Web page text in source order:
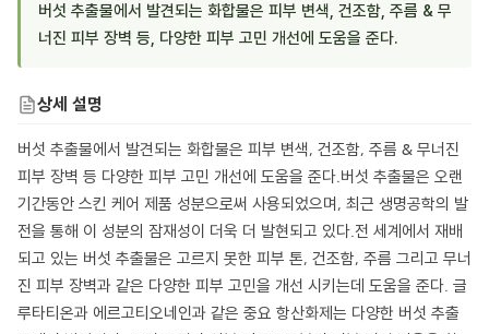
버섯 추출물에서 발견되는 화합물은 피부 변색, 건조함, 주름 & 무
너진 피부 장벽 등, 다양한 피부 고민 개선에 도움을 준다.
상세 설명
버섯 추출물에서 발견되는 화합물은 피부 변색, 건조함, 주름 & 무너진
피부 장벽 등 다양한 피부 고민 개선에 도움을 준다.버섯 추출물은 오랜
기간동안 스킨 케어 제품 성분으로써 사용되었으며, 최근 생명공학의 발
전을 통해 이 성분의 잠재성이 더욱 더 발현되고 있다.전 세계에서 재배
되고 있는 버섯 추출물은 고르지 못한 피부 톤, 건조함, 주름 그리고 무너
진 피부 장벽과 같은 다양한 피부 고민을 개선 시키는데 도움을 준다. 글
루타티온과 에르고티오네인과 같은 중요 항산화제는 다양한 버섯 추출